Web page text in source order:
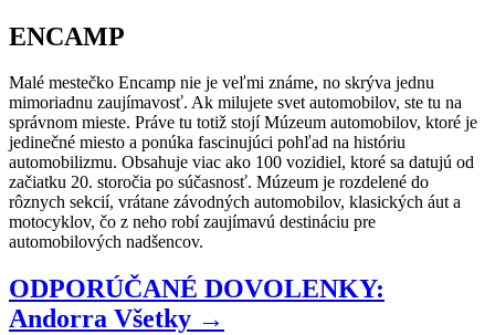
ENCAMP
Malé mestečko Encamp nie je veľmi známe, no skrýva jednu
mimoriadnu zaujímavosť. Ak milujete svet automobilov, ste tu na
správnom mieste. Práve tu totiž stojí Múzeum automobilov, ktoré je
jedinečné miesto a ponúka fascinujúci pohľad na históriu
automobilizmu. Obsahuje viac ako 100 vozidiel, ktoré sa datujú od
začiatku 20. storočia po súčasnosť. Múzeum je rozdelené do
rôznych sekcií, vrátane závodných automobilov, klasických áut a
motocyklov, čo z neho robí zaujímavú destináciu pre
automobilových nadšencov.
ODPORÚČANÉ DOVOLENKY:
Andorra Všetky →